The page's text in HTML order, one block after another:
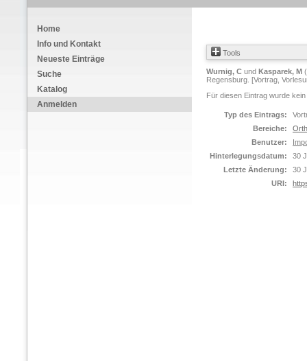
Home
Info und Kontakt
Neueste Einträge
Suche
Katalog
Anmelden
Tools
Wurnig, C und Kasparek, M
Regensburg. [Vortrag,
Für diesen Eintrag wurde
Typ des Eintrags:
Bereiche:
Benutzer:
Hinterlegungsdatum:
30
Letzte Änderung:
30
URI: